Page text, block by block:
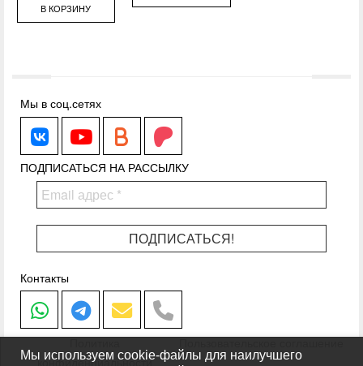
В КОРЗИНУ
Мы в соц.сетях
WhiteMagicWhiteMagicBoosty.to
ПОДПИСАТЬСЯ НА РАССЫЛКУ
Контакты
Написать в Whatsapp
Написать в Telegram
Написать на почту
конфиденциальности
Мы используем cookie-файлы для наилучшего